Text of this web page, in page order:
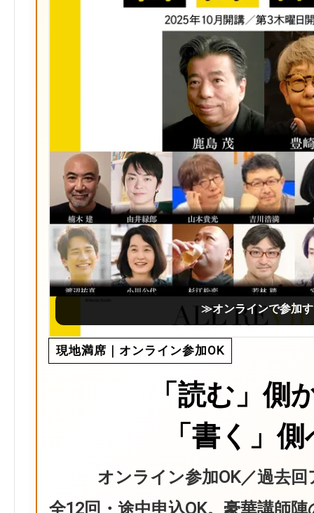
≫オンラインで参加
現地満席｜オンライン参加OK
「読む」側
「書く」
オンライン参加OK／過去
全12回・途中申込OK。豪華講師